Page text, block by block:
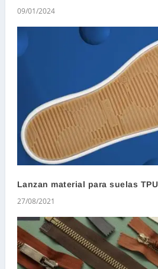
09/01/2024
Lanzan material para suelas
27/08/2021